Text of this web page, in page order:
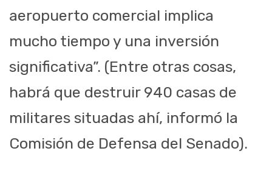
aeropuerto comercial implica
mucho tiempo y una inversión
significativa”. (Entre otras cosas,
habrá que destruir 940 casas de
militares situadas ahí, informó la
Comisión de Defensa del Senado).